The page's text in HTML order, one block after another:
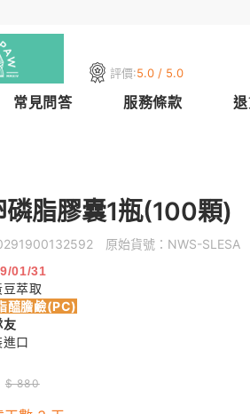
評價:5.0 / 5.0
常見問答 服務條款
脂膠囊1瓶(100顆)
原始貨號： NWS-SLESA
01/31
萃取
醯膽鹼(PC)
友
口
$ 880